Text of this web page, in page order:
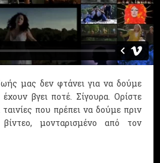
μας δεν φτάνει για να δούμε
βγει ποτέ. Σίγουρα. Ορίστε
που πρέπει να δούμε πριν
μονταρισμένο από τον